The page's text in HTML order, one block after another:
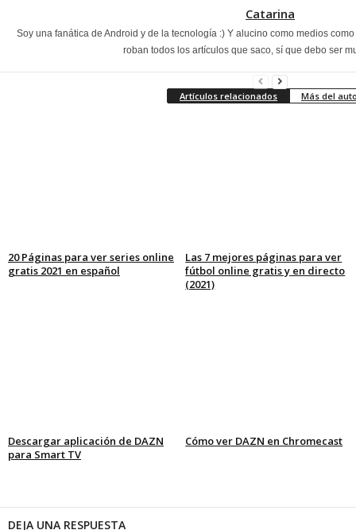
Catarina
Soy una fanática de Android y de la tecnología :) Y alucino como medios
roban todos los artículos que saco, sí que debo ser
Artículos relacionados Más del
20 Páginas para ver series online
gratis 2021 en español
Las 7 mejores páginas para ver
fútbol online gratis y en directo
(2021)
Descargar aplicación de DAZN
para Smart TV
Cómo ver DAZN en Chromecast
DEJA UNA RESPUESTA